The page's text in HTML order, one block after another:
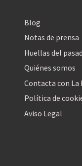
Blog
Notas de prensa
Huellas del
Quiénes somos
Contacta con La
Política de
Aviso Legal